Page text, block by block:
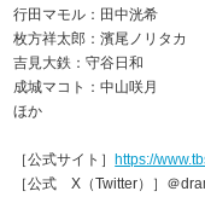
行田マモル：田中洸希
枚方祥太郎：濱尾ノリタカ
吉見大鉄：守谷日和
成城マコト：中山咲月
ほか
［公式サイト］https://
［公式 X（Twitter）］＠